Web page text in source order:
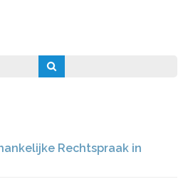
Rechtspraak in